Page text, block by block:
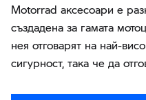
Motorrad аксесоари е
създадена за гамата
нея отговарят на най-
сигурност, така че да